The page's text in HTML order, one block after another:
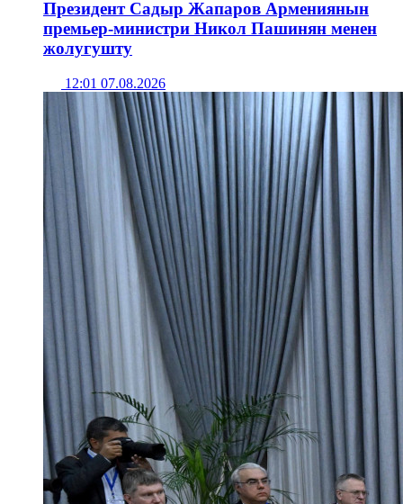
Президент Садыр Жапаров Армениянын
премьер-министри Никол Пашинян менен
жолугушту
12:01 07.08.2026